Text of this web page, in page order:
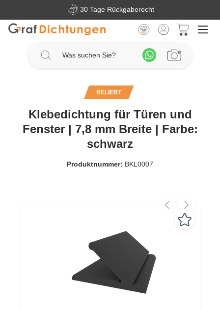
Zum Hauptinhalt springen30 Tage Rückgaberecht
BELIEBT
Klebedichtung für Türen und
Fenster | 7,8 mm Breite | Farbe:
schwarz
Produktnummer: BKL0007